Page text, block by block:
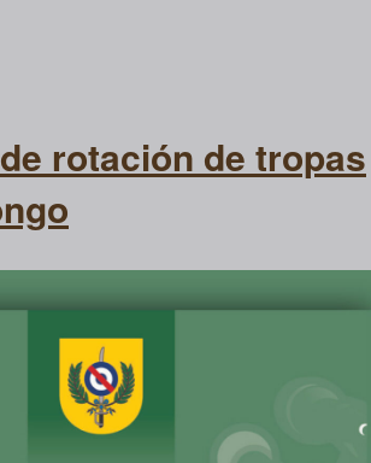
rotación de tropas